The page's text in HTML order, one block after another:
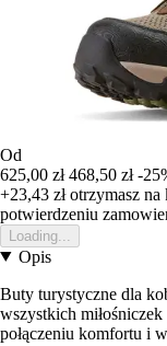
Od
625,00 zł 468,50 zł -
+23,43 złotrzymasz na
potwierdzeniu
Loading...
Opis
Buty turystyczne dla
wszystkich
połączeniu komfortu i